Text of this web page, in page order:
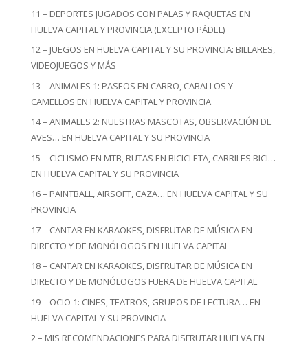
11 – DEPORTES JUGADOS CON PALAS Y RAQUETAS EN
HUELVA CAPITAL Y PROVINCIA (EXCEPTO PÁDEL)
12 – JUEGOS EN HUELVA CAPITAL Y SU PROVINCIA: BILLARES,
VIDEOJUEGOS Y MÁS
13 – ANIMALES 1: PASEOS EN CARRO, CABALLOS Y
CAMELLOS EN HUELVA CAPITAL Y PROVINCIA
14 – ANIMALES 2: NUESTRAS MASCOTAS, OBSERVACIÓN DE
AVES… EN HUELVA CAPITAL Y SU PROVINCIA
15 – CICLISMO EN MTB, RUTAS EN BICICLETA, CARRILES BICI…
EN HUELVA CAPITAL Y SU PROVINCIA
16 – PAINTBALL, AIRSOFT, CAZA… EN HUELVA CAPITAL Y SU
PROVINCIA
17 – CANTAR EN KARAOKES, DISFRUTAR DE MÚSICA EN
DIRECTO Y DE MONÓLOGOS EN HUELVA CAPITAL
18 – CANTAR EN KARAOKES, DISFRUTAR DE MÚSICA EN
DIRECTO Y DE MONÓLOGOS FUERA DE HUELVA CAPITAL
19 – OCIO 1: CINES, TEATROS, GRUPOS DE LECTURA… EN
HUELVA CAPITAL Y SU PROVINCIA
2 – MIS RECOMENDACIONES PARA DISFRUTAR HUELVA EN